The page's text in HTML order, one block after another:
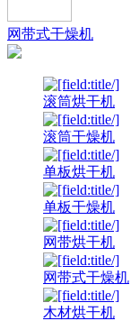
网带式干燥机
滚筒烘干机
滚筒干燥机
单板烘干机
单板干燥机
网带烘干机
网带式干燥机
木材烘干机